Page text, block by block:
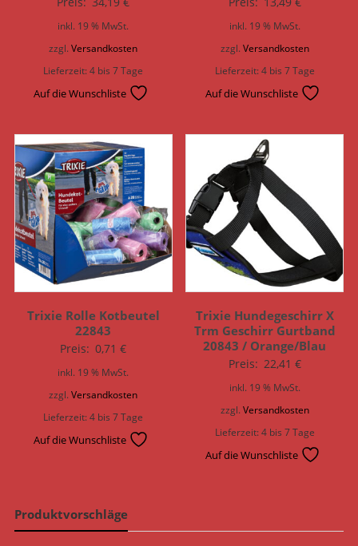
inkl. 19 % MwSt.
zzgl.Versandkosten
Lieferzeit:4 bis 7 Tage
Auf die Wunschliste
inkl. 19 % MwSt.
zzgl. Versandkosten
Lieferzeit:4 bis 7 Tage
Auf die Wunschliste
Trixie Rolle Kotbeutel
22843
Preis: 0,71€
inkl. 19 % MwSt.
zzgl.Versandkosten
Lieferzeit:4 bis 7 Tage
Auf die Wunschliste
Trixie Hundegeschirr X
Trm Geschirr Gurtband
20843 / Orange/Blau
Preis: 22,41 €
inkl. 19 % MwSt.
zzgl. Versandkosten
Lieferzeit:4 bis 7 Tage
Auf die Wunschliste
Produktvorschläge